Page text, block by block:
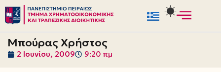
Μεταπηδήστε
στο
περιεχόμενο
Μπούρας Χρήστος
2 Ιουνίου, 2009 9:20 πμ